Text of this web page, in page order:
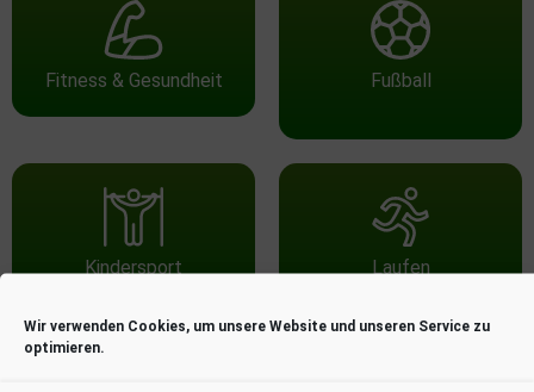
Wir verwenden Cookies, um unsere Website und unseren Service zu
optimieren.
Fitness & Gesundheit Fußball
Kindersport Laufen